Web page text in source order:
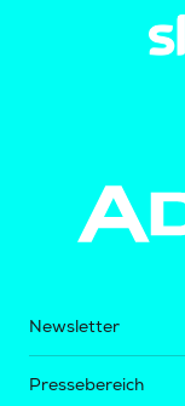
Newsletter
Pressebereich